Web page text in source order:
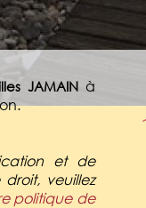
JAMAINà
et de
veuillez
politique de